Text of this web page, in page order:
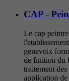
CAP -
Le cap
genevoix
de finition du
traitement
application de